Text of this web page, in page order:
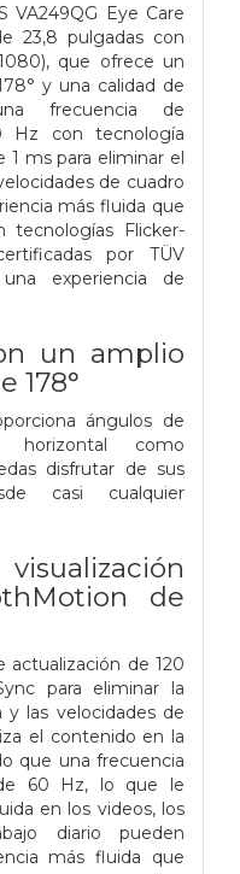
VA249QG Eye Care
23,8 pulgadas con
que ofrece un
y una calidad de
frecuencia de
Hz con tecnología
1 ms para eliminar el
de cuadro
más fluida que
tecnologías Flicker-
por TÜV
experiencia de
un amplio
178°
ángulos de
como
disfrutar de sus
casi cualquier
de
actualización de 120
para eliminar la
las velocidades de
el contenido en la
que una frecuencia
60 Hz, lo que le
en los videos, los
diario pueden
más fluida que